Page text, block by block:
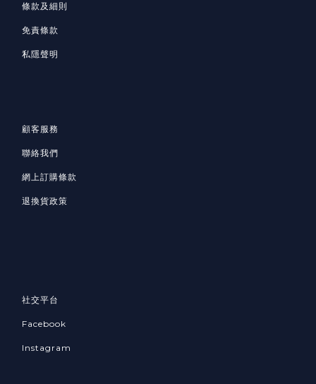
條款及細則
免責條款
私隱聲明
顧客服務
聯絡我們
網上訂購條款
退換貨政策
社交平台
Facebook
Instagram